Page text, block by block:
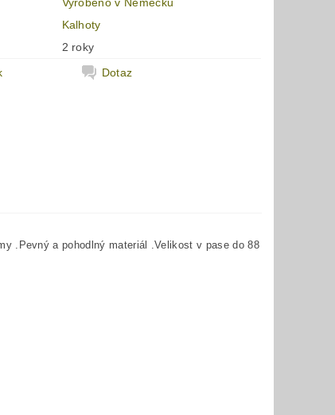
Kalhoty
2 roky
Dotaz
.Pevný a pohodlný materiál .Velikost v pase do 88